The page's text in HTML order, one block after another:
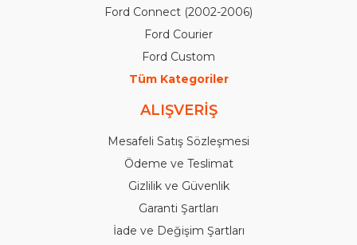
Ford Connect (2002-2006)
Ford Courier
Ford Custom
Tüm Kategoriler
ALIŞVERİŞ
Mesafeli Satış Sözleşmesi
Ödeme ve Teslimat
Gizlilik ve Güvenlik
Garanti Şartları
İade ve Değişim Şartları